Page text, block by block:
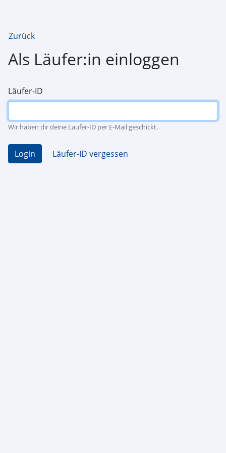
Zurück
Als Läufer:in einloggen
Läufer-ID
Wir haben dir deine Läufer-ID per E-Mail geschickt.
Login Läufer-ID vergessen